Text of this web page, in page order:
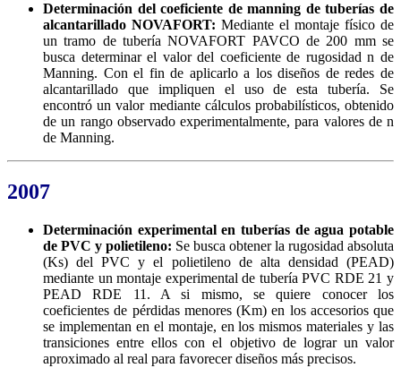
Determinación del coeficiente de manning de tuberías de
alcantarillado NOVAFORT: Mediante el montaje físico de
un tramo de tubería NOVAFORT PAVCO de 200 mm se
busca determinar el valor del coeficiente de rugosidad n de
Manning. Con el fin de aplicarlo a los diseños de redes de
alcantarillado que impliquen el uso de esta tubería. Se
encontró un valor mediante cálculos probabilísticos, obtenido
de un rango observado experimentalmente, para valores de n
de Manning.
2007
Determinación experimental en tuberías de agua potable
de PVC y polietileno: Se busca obtener la rugosidad absoluta
(Ks) del PVC y el polietileno de alta densidad (PEAD)
mediante un montaje experimental de tubería PVC RDE 21 y
PEAD RDE 11. A si mismo, se quiere conocer los
coeficientes de pérdidas menores (Km) en los accesorios que
se implementan en el montaje, en los mismos materiales y las
transiciones entre ellos con el objetivo de lograr un valor
aproximado al real para favorecer diseños más precisos.